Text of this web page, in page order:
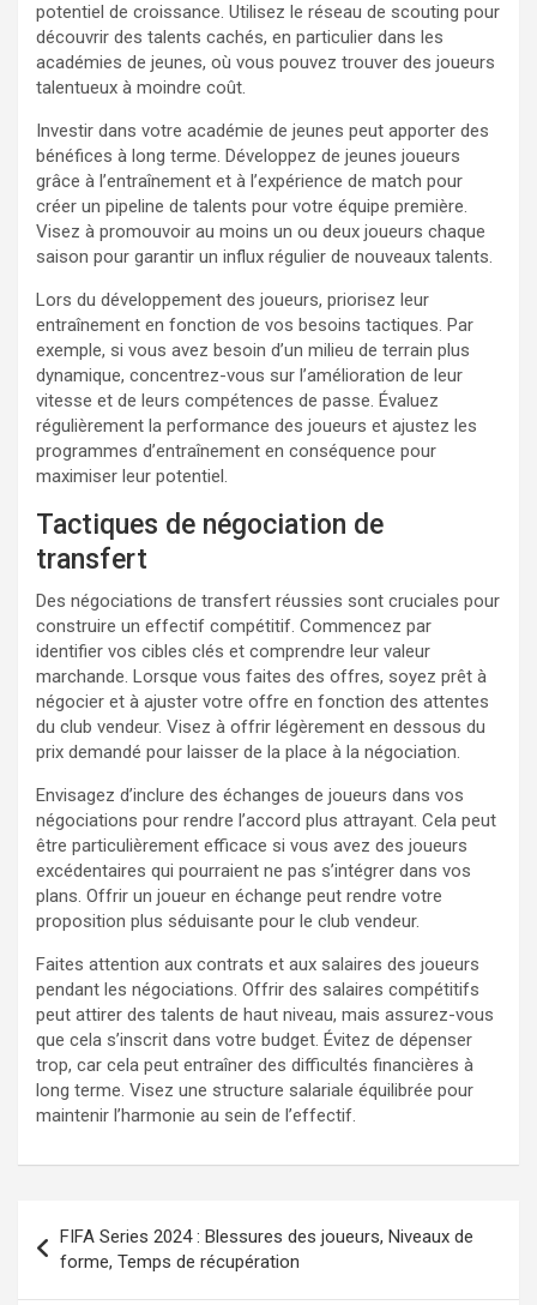
potentiel de croissance. Utilisez le réseau de scouting pour
découvrir des talents cachés, en particulier dans les
académies de jeunes, où vous pouvez trouver des joueurs
talentueux à moindre coût.
Investir dans votre académie de jeunes peut apporter des
bénéfices à long terme. Développez de jeunes joueurs
grâce à l’entraînement et à l’expérience de match pour
créer un pipeline de talents pour votre équipe première.
Visez à promouvoir au moins un ou deux joueurs chaque
saison pour garantir un influx régulier de nouveaux talents.
Lors du développement des joueurs, priorisez leur
entraînement en fonction de vos besoins tactiques. Par
exemple, si vous avez besoin d’un milieu de terrain plus
dynamique, concentrez-vous sur l’amélioration de leur
vitesse et de leurs compétences de passe. Évaluez
régulièrement la performance des joueurs et ajustez les
programmes d’entraînement en conséquence pour
maximiser leur potentiel.
Tactiques de négociation de
transfert
Des négociations de transfert réussies sont cruciales pour
construire un effectif compétitif. Commencez par
identifier vos cibles clés et comprendre leur valeur
marchande. Lorsque vous faites des offres, soyez prêt à
négocier et à ajuster votre offre en fonction des attentes
du club vendeur. Visez à offrir légèrement en dessous du
prix demandé pour laisser de la place à la négociation.
Envisagez d’inclure des échanges de joueurs dans vos
négociations pour rendre l’accord plus attrayant. Cela peut
être particulièrement efficace si vous avez des joueurs
excédentaires qui pourraient ne pas s’intégrer dans vos
plans. Offrir un joueur en échange peut rendre votre
proposition plus séduisante pour le club vendeur.
Faites attention aux contrats et aux salaires des joueurs
pendant les négociations. Offrir des salaires compétitifs
peut attirer des talents de haut niveau, mais assurez-vous
que cela s’inscrit dans votre budget. Évitez de dépenser
trop, car cela peut entraîner des difficultés financières à
long terme. Visez une structure salariale équilibrée pour
maintenir l’harmonie au sein de l’effectif.
navigation
FIFA Series 2024 : Blessures des joueurs, Niveaux de
forme, Temps de récupération